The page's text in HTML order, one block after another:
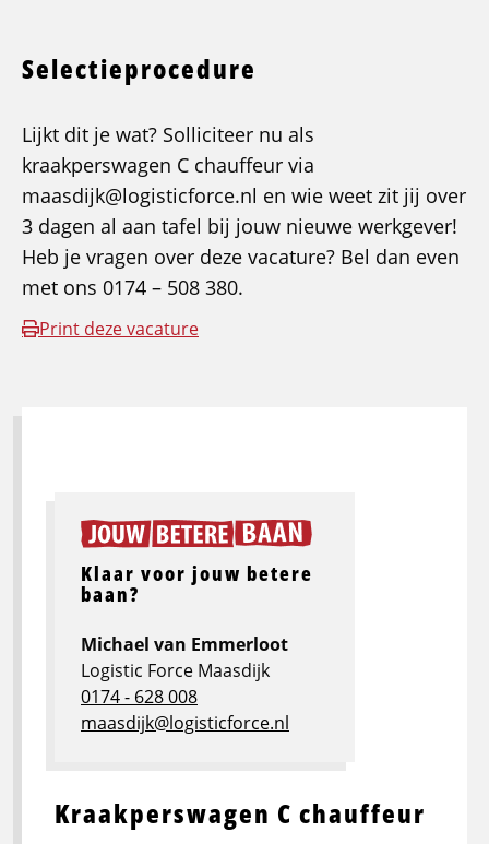
Selectieprocedure
Lijkt dit je wat? Solliciteer nu als
kraakperswagen C chauffeur via
maasdijk@logisticforce.nl en wie weet zit jij over
3 dagen al aan tafel bij jouw nieuwe werkgever!
Heb je vragen over deze vacature? Bel dan even
met ons 0174 – 508 380.
Print deze vacature
Kraakperswagen C chauffeur
Klaar voor jouw betere
baan?
Michael van Emmerloot
Logistic Force Maasdijk
0174 - 628 008
maasdijk@logisticforce.nl